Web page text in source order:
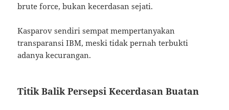
brute force, bukan kecerdasan sejati.
Kasparov sendiri sempat mempertanyakan
transparansi IBM, meski tidak pernah terbukti
adanya kecurangan.
Titik Balik Persepsi Kecerdasan Buatan